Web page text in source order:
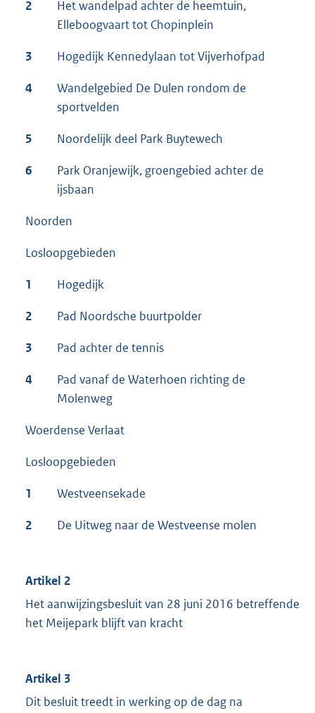
2
Het wandelpad achter de heemtuin,
Elleboogvaart tot Chopinplein
3 Hogedijk Kennedylaan tot Vijverhofpad
4
Wandelgebied De Dulen rondom de
sportvelden
5 Noordelijk deel Park Buytewech
6
Park Oranjewijk, groengebied achter de
ijsbaan
Noorden
Losloopgebieden
1 Hogedijk
2 Pad Noordsche buurtpolder
3 Pad achter de tennis
4
Pad vanaf de Waterhoen richting de
Molenweg
Woerdense Verlaat
Losloopgebieden
1 Westveensekade
2 De Uitweg naar de Westveense molen
Artikel 2
Het aanwijzingsbesluit van 28 juni 2016 betreffende
het Meijepark blijft van kracht
Artikel 3
Dit besluit treedt in werking op de dag na